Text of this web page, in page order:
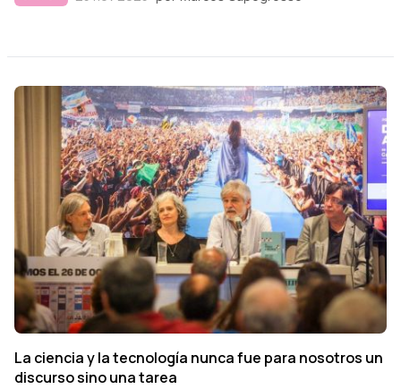
La ciencia y la tecnología nunca fue para nosotros un
discurso sino una tarea